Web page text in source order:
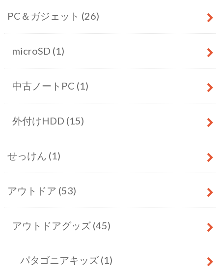
PC＆ガジェット (26)
microSD (1)
中古ノートPC (1)
外付けHDD (15)
せっけん (1)
アウトドア (53)
アウトドアグッズ (45)
パタゴニアキッズ (1)